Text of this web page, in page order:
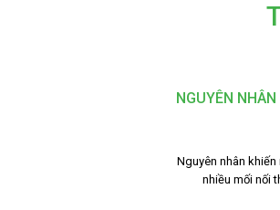
NGUYÊN
Nguyên nhân
nhiều mối nối